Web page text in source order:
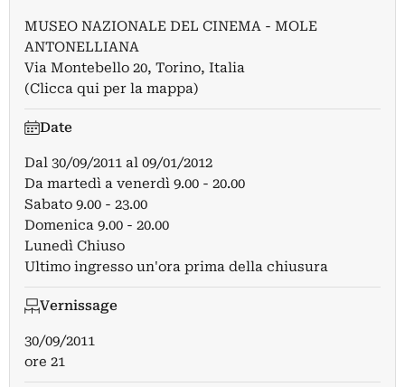
MUSEO NAZIONALE DEL CINEMA - MOLE
ANTONELLIANA
Via Montebello 20, Torino, Italia
(Clicca qui per la mappa)
Date
Dal 30/09/2011 al 09/01/2012
Da martedì a venerdì 9.00 - 20.00
Sabato 9.00 - 23.00
Domenica 9.00 - 20.00
Lunedì Chiuso
Ultimo ingresso un'ora prima della chiusura
Vernissage
30/09/2011
ore 21